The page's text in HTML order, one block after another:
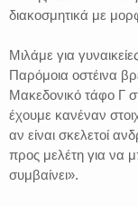
διακοσμητικά με
Μιλάμε για
Παρόμοια οστέινα
Μακεδονικό τάφο Γ
έχουμε κανέναν
αν είναι σκελετοί
προς μελέτη για να
συμβαίνει».